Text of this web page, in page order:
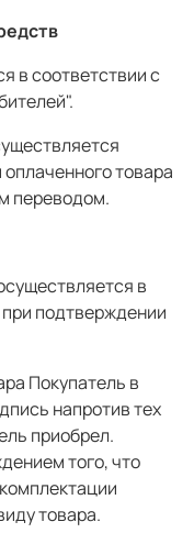
в соответствии с
товара
переводом.
в
подтверждении
Покупатель в
напротив тех
приобрел.
того, что
товара.